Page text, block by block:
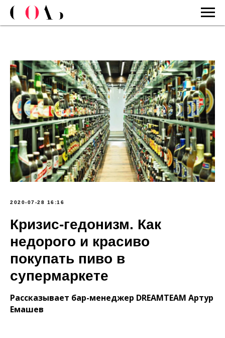
2020-07-28 16:16
Кризис-гедонизм. Как
недорого и красиво
покупать пиво в
супермаркете
Рассказывает бар-менеджер DREAMTEAM Артур
Емашев